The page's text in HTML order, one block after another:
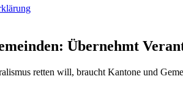
Übernehmt
retten will, braucht Kantone und